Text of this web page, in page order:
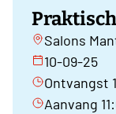
Salons
10-09-25
Ontvangst
Aanvang